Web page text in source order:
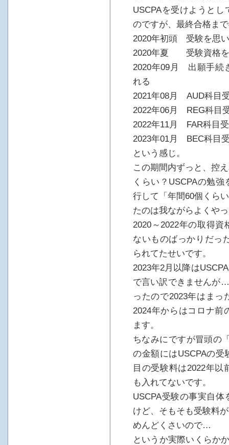
USCPAを受けようと
のですが、最終合格ま
2020年初頭 受験を思
2020年夏 受験資格を
2020年09月 出願手続
れる
2021年08月 AUD科目
2022年06月 REG科目
2022年11月 FAR科目
2023年01月 BEC科目
という感じ。
この期間内ずっと、控
くらい？USCPAの勉
行して「年間60個くら
たのは我ながらよくや
2020～2022年の取得
ないものばっかりだっ
られてたせいです。
2023年2月以降は
で言い訳できませんが
ったので2023年はま
2024年からはコロナ前
ます。
ちなみにですが冒頭の
の金額にはUSCPAの
目の受験料は2022年
も入れてないです。
USCPA受験の事実自
けど、そもそも受験料
めんどくさいので…
というか実際いくらか